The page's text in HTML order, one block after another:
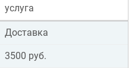
услуга
Доставка
3500 руб.